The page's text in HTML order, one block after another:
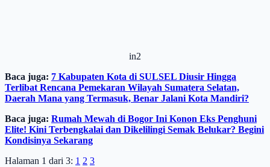
in2
Baca juga: 7 Kabupaten Kota di SULSEL Diusir Hingga
Terlibat Rencana Pemekaran Wilayah Sumatera Selatan,
Daerah Mana yang Termasuk, Benar Jalani Kota Mandiri?
Baca juga: Rumah Mewah di Bogor Ini Konon Eks Penghuni
Elite! Kini Terbengkalai dan Dikelilingi Semak Belukar? Begini
Kondisinya Sekarang
Halaman 1 dari 3: 1 2 3